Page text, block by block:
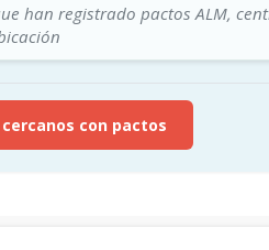
han registrado pactos ALM,
con pactos